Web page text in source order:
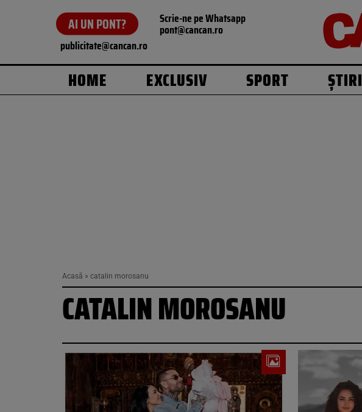
AI UN PONT? Scrie-ne pe Whatsapp
pont@cancan.ro
publicitate@cancan.ro
HOME EXCLUSIV SPORT ȘTIRI
Acasă » catalin morosanu
CATALIN MOROSANU